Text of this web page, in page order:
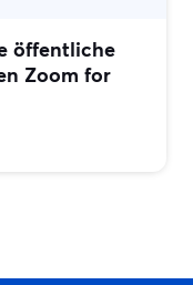
öffentliche
Zoom for